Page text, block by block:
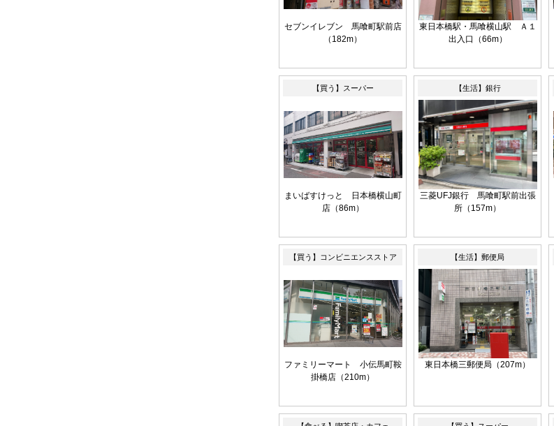
セブンイレブン 馬喰町駅前店
（182m）
東日本橋駅・馬喰横山駅 Ａ１
出入口（66m）
【買う】スーパー
まいばすけっと 日本橋横山町
店（86m）
【生活】銀行
三菱UFJ銀行 馬喰町駅前出張
所（157m）
【買う】コンビニエンスストア
ファミリーマート 小伝馬町鞍
掛橋店（210m）
【生活】郵便局
東日本橋三郵便局（207m）